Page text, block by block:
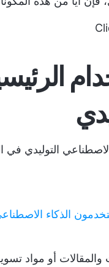
التوليدي
أو مواد